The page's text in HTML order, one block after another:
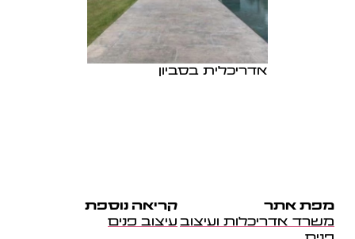
אדריכלית בסביון
מפת אתר
משרד אדריכלות ועיצוב
קריאה נוספת
עיצוב פנים